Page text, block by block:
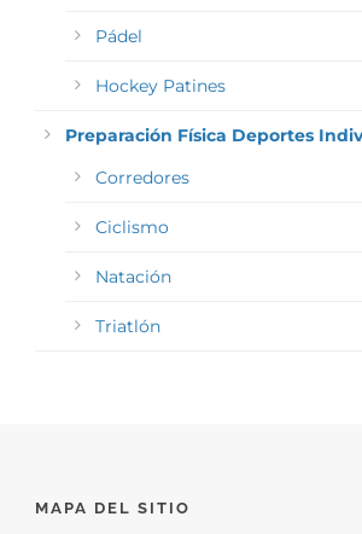
Pádel
Hockey Patines
Preparación Física Deportes
Corredores
Ciclismo
Natación
Triatlón
MAPA DEL SITIO